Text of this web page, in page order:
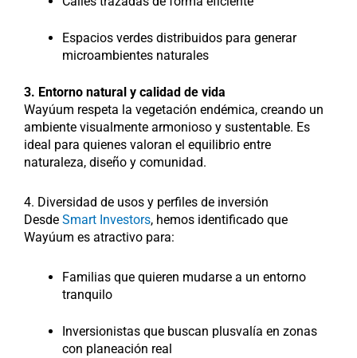
Espacios verdes distribuidos para generar
microambientes naturales
3. Entorno natural y calidad de vida
Wayúum respeta la vegetación endémica, creando un
ambiente visualmente armonioso y sustentable. Es
ideal para quienes valoran el equilibrio entre
naturaleza, diseño y comunidad.
4. Diversidad de usos y perfiles de inversión
Desde Smart Investors, hemos identificado que
Wayúum es atractivo para:
Familias que quieren mudarse a un entorno
tranquilo
Inversionistas que buscan plusvalía en zonas
con planeación real